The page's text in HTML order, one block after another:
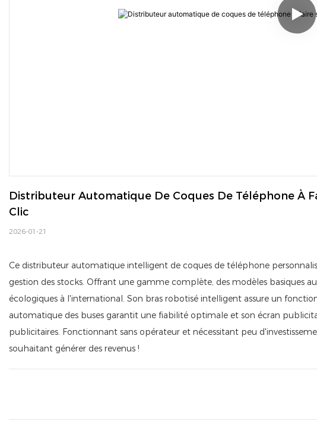
Distributeur Automatique De Coques De Téléphone À
Clic
2026-01-21
Ce distributeur automatique intelligent de coques de téléphone
gestion des stocks. Offrant une gamme complète, des modèles basiques
écologiques à l'international. Son bras robotisé intelligent assure un
automatique des buses garantit une fiabilité optimale et son écran
publicitaires. Fonctionnant sans opérateur et nécessitant peu
souhaitant générer des revenus !